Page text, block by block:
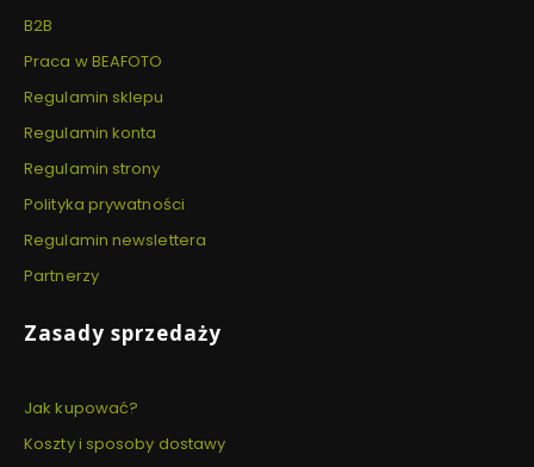
B2B
Praca w BEAFOTO
Regulamin sklepu
Regulamin konta
Regulamin strony
Polityka prywatności
Regulamin newslettera
Partnerzy
Zasady sprzedaży
Jak kupować?
Koszty i sposoby dostawy